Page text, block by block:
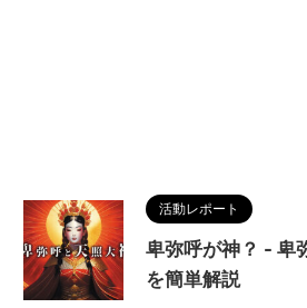
活動レポート
卑弥呼が神？ - 卑
を簡単解説